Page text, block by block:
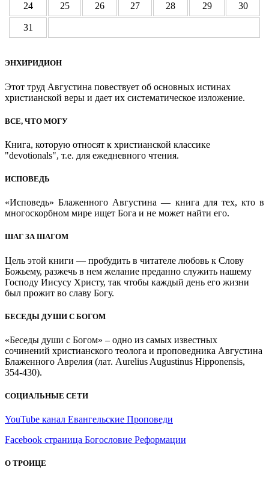
24 25 26 27 28 29 30
31
ЭНХИРИДИОН
Этот труд Августина повествует об основных истинах
христианской веры и дает их систематическое изложение.
ВСЕ, ЧТО МОГУ
Книга, которую относят к христианской классике
"devotionals", т.е. для ежедневного чтения.
ИСПОВЕДЬ
«Исповедь» Блаженного Августина — книга для тех, кто в
многоскорбном мире ищет Бога и не может найти его.
ШАГ ЗА ШАГОМ
Цель этой книги — пробудить в читателе любовь к Слову
Божьему, разжечь в нем желание преданно служить нашему
Господу Иисусу Христу, так чтобы каждый день его жизни
был прожит во славу Богу.
БЕСЕДЫ ДУШИ С БОГОМ
«Беседы души с Богом» – одно из самых известных
сочинений христианского теолога и проповедника Августина
Блаженного Аврелия (лат. Aurelius Augustinus Hipponensis,
354-430).
СОЦИАЛЬНЫЕ СЕТИ
YouTube канал Евангельские Проповеди
Facebook страница Богословие Реформации
О ТРОИЦЕ